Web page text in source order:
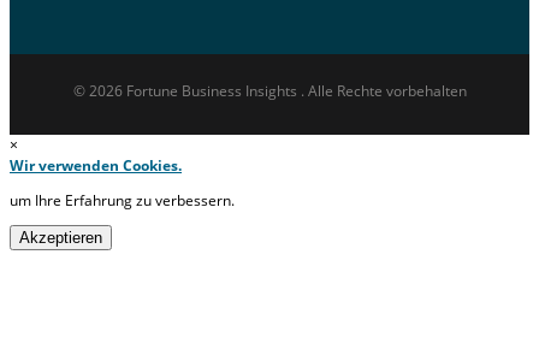
© 2026 Fortune Business Insights . Alle Rechte vorbehalten
×
Wir verwenden Cookies.
um Ihre Erfahrung zu verbessern.
Akzeptieren